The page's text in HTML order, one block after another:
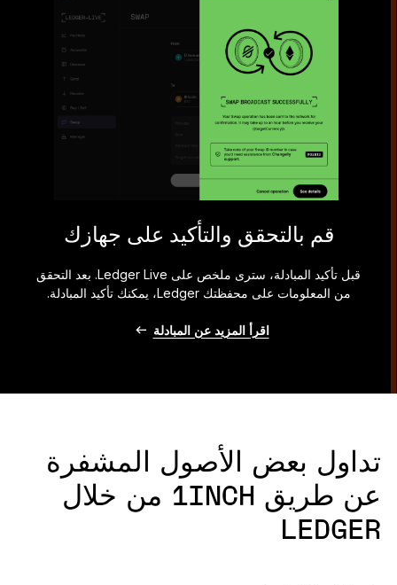
قم بالتحقق والتأكيد على جهازك
قبل تأكيد المبادلة، سترى ملخص على Ledger Live. بعد التحقق
من المعلومات على محفظتك Ledger، يمكنك تأكيد المبادلة.
اقرأ المزيد عن المبادلة
تداول بعض الأصول المشفرة
عن طريق 1INCH من خلال
LEDGER